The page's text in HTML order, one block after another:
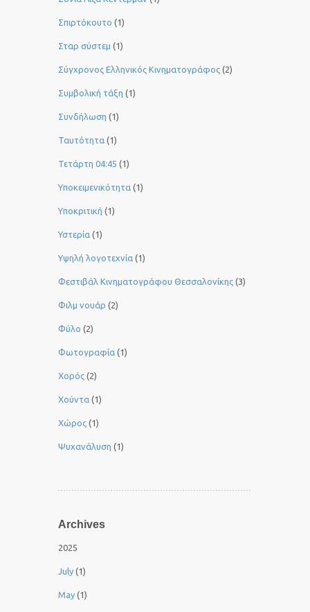
Σπιρτόκουτο (1)
Σταρ σύστεμ (1)
Σύγχρονος Ελληνικός Κινηματογράφος (2)
Συμβολική τάξη (1)
Συνδήλωση (1)
Ταυτότητα (1)
Τετάρτη 04:45 (1)
Υποκειμενικότητα (1)
Υποκριτική (1)
Υστερία (1)
Yψηλή λογοτεχνία (1)
Φεστιβάλ Κινηματογράφου Θεσσαλονίκης (3)
Φιλμ νουάρ (2)
Φύλο (2)
Φωτογραφία (1)
Χορός (2)
Χούντα (1)
Χώρος (1)
Ψυχανάλυση (1)
Archives
2025
July (1)
May (1)